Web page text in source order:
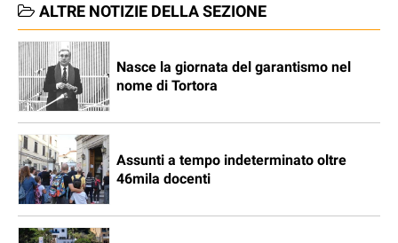
ALTRE NOTIZIE DELLA SEZIONE
Nasce la giornata del garantismo nel
nome di Tortora
Assunti a tempo indeterminato oltre
46mila docenti